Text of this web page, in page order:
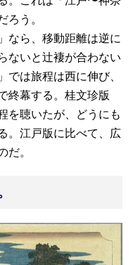
ろう。
なら、移動距離は逆に
ないと辻褄が合わない
では旅程は西に伸び、
終幕する。桂文珍版
を聴いたが、どうにも
。江戸版に比べて、広
だ。